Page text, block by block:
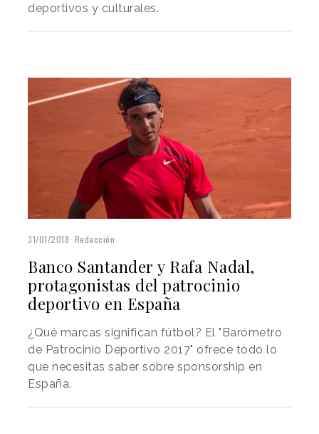
deportivos y culturales.
31/01/2018 Redacción
Banco Santander y Rafa Nadal,
protagonistas del patrocinio
deportivo en España
¿Qué marcas significan fútbol? El "Barómetro
de Patrocinio Deportivo 2017" ofrece todo lo
que necesitas saber sobre sponsorship en
España.